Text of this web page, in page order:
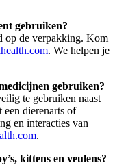
gebruiken?
op de verpakking. Kom
. We helpen je
gebruiken?
te gebruiken naast
dierenarts of
en interacties van
.
kittens en veulens?